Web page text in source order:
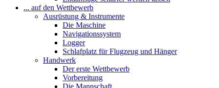
... auf den Wettbewerb
Ausrüstung & Instrumente
Die Maschine
Navigationssystem
Logger
Schlafplatz für Flugzeug und Hänger
Handwerk
Der erste Wettbewerb
Vorbereitung
Die Mannschaft